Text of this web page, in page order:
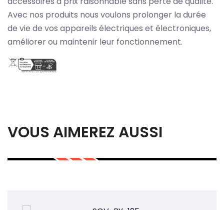
Avec nos produits nous voulons prolonger la durée
de vie de vos appareils électriques et électroniques,
améliorer ou maintenir leur fonctionnement.
VOUS AIMEREZ AUSSI